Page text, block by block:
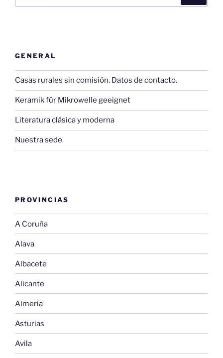
GENERAL
Casas rurales sin comisión. Datos de contacto.
Keramik für Mikrowelle geeignet
Literatura clásica y moderna
Nuestra sede
PROVINCIAS
A Coruña
Alava
Albacete
Alicante
Almería
Asturias
Avila